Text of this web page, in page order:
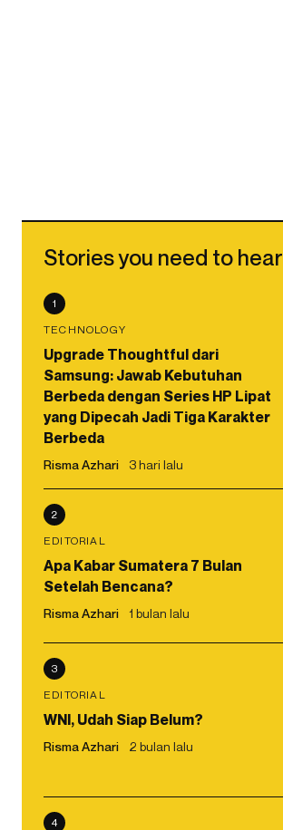
Stories you need to hear
1
TECHNOLOGY
Upgrade Thoughtful dari
Samsung: Jawab Kebutuhan
Berbeda dengan Series HP Lipat
yang Dipecah Jadi Tiga Karakter
Berbeda
Risma Azhari 3 hari lalu
2
EDITORIAL
Apa Kabar Sumatera 7 Bulan
Setelah Bencana?
Risma Azhari 1 bulan lalu
3
EDITORIAL
WNI, Udah Siap Belum?
Risma Azhari 2 bulan lalu
4